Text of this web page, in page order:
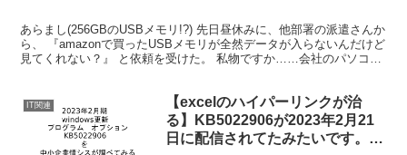
あらまし(256GBのUSBメモリ!?) 先日昼休みに、他部署の派遣さんか
ら、 『amazonで買ったUSBメモリが全然データが入らないんだけど
見てくれない？』 と依頼を受けた。 私物ですか……会社のパソコン
IT関連
【excelのハイパーリンクが治
る】KB5022906が2023年2月21
日に配信されてたみたいです。